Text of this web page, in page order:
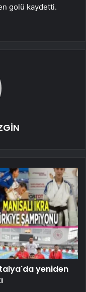
golü kaydetti.
yeniden